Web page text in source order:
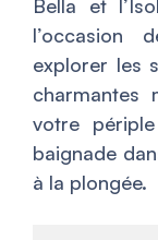
Bella et
explorer les
charmantes
votre
baignade
à la plongée.